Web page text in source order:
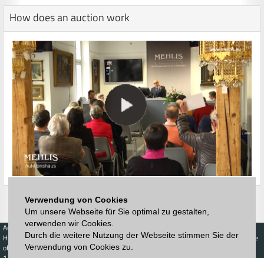
Verwendung von Cookies
Um unsere Webseite für Sie optimal zu gestalten,
verwenden wir Cookies.
Durch die weitere Nutzung der Webseite stimmen Sie der
Verwendung von Cookies zu.
How does an auction work
Auctions
Highest acceptance
of bids
Buy
Live-Auction
Calendar
Highest acceptance